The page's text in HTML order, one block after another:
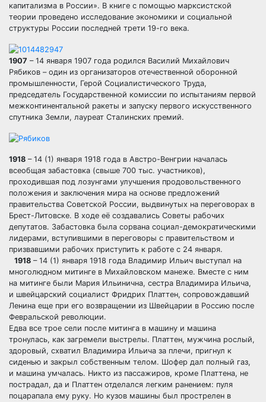
капитализма в России». В книге с помощью марксистской
теории проведено исследование экономики и социальной
структуры России последней трети 19-го века.
1907 – 14 января 1907 года родился Василий Михайлович
Рябиков – один из организаторов отечественной оборонной
промышленности, Герой Социалистического Труда,
председатель Государственной комиссии по испытаниям первой
межконтинентальной ракеты и запуску первого искусственного
спутника Земли, лауреат Сталинских премий.
1918 – 14 (1) января 1918 года в Австро-Венгрии началась
всеобщая забастовка (свыше 700 тыс. участников),
проходившая под лозунгами улучшения продовольственного
положения и заключения мира на основе предложений
правительства Советской России, выдвинутых на переговорах в
Брест-Литовске. В ходе её создавались Советы рабочих
депутатов. Забастовка была сорвана социал-демократическими
лидерами, вступившими в переговоры с правительством и
призвавшими рабочих приступить к работе с 24 января.
1918 – 14 (1) января 1918 года Владимир Ильич выступал на
многолюдном митинге в Михайловском манеже. Вместе с ним
на митинге были Мария Ильинична, сестра Владимира Ильича,
и швейцарский социалист Фридрих Платтен, сопровождавший
Ленина еще при его возвращении из Швейцарии в Россию после
Февральской революции.
Едва все трое сели после митинга в машину и машина
тронулась, как загремели выстрелы. Платтен, мужчина рослый,
здоровый, схватил Владимира Ильича за плечи, пригнул к
сиденью и закрыл собственным телом. Шофер дал полный газ,
и машина умчалась. Никто из пассажиров, кроме Платтена, не
пострадал, да и Платтен отделался легким ранением: пуля
поцарапала ему руку. Но кузов машины был прострелен в